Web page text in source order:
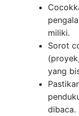
miliki.
Sorot
yang
dibaca.